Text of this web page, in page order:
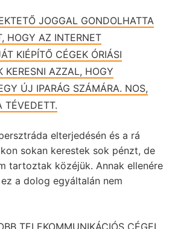
JOGGAL GONDOLHATTA
HOGY AZ INTERNET
KIÉPÍTŐ CÉGEK ÓRIÁSI
KERESNI AZZAL, HOGY
ÚJ IPARÁG SZÁMÁRA. NOS,
TÉVEDETT.
elterjedésén és a rá
sokan kerestek sok pénzt, de
tartoztak közéjük. Annak ellenére
a dolog egyáltalán nem
TELEKOMMUNIKÁCIÓS CÉGEI